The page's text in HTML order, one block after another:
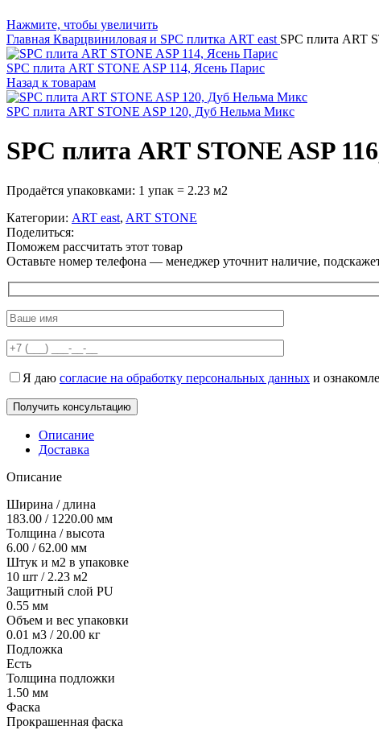
Нажмите, чтобы увеличить
Главная Кварцвиниловая и SPC плитка ART east SPC плита ART
SPC плита ART STONE ASP 114, Ясень Парис
Назад к товарам
SPC плита ART STONE ASP 120, Дуб Нельма Микс
SPC плита ART STONE ASP
Продаётся упаковками: 1 упак = 2.23 м2
Категории: ART east, ART STONE
Поделиться:
Поможем рассчитать этот товар
Оставьте номер телефона — менеджер уточнит наличие,
Я даю согласие на обработку персональных данных и
Описание
Доставка
Описание
Ширина / длина
183.00 / 1220.00 мм
Толщина / высота
6.00 / 62.00 мм
Штук и м2 в упаковке
10 шт / 2.23 м2
Защитный слой PU
0.55 мм
Объем и вес упаковки
0.01 м3 / 20.00 кг
Подложка
Есть
Толщина подложки
1.50 мм
Фаска
Прокрашенная фаска